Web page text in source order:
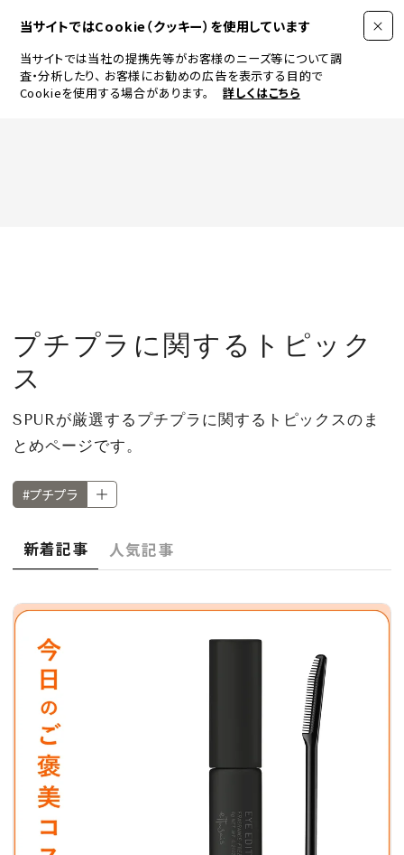
当サイトではCookie（クッキー）を使用しています
当サイトでは当社の提携先等がお客様のニーズ等について調
査・分析したり、 お客様にお勧めの広告を表示する目的で
Cookieを使用する場合があります。
詳しくはこちら
LIFESTYLE
CULTURE
WEDDING
FORTUNE
SDGs
MAGAZINE
会員登録
プチプラに関するトピック
ス
SPURが厳選するプチプラに関するトピックスのま
とめページです。
#プチプラ
新着記事 人気記事